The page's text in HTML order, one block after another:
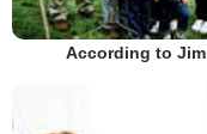
According to Jim